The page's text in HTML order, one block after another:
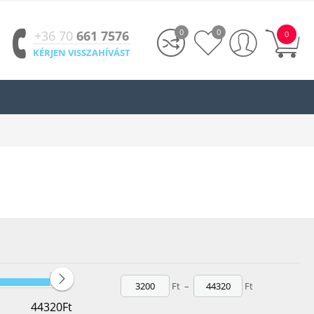
+36 70661 7576
KÉRJEN VISSZAHÍVÁST
0
0 0
44320Ft
Ft – Ft